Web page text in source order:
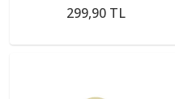
299,90 TL